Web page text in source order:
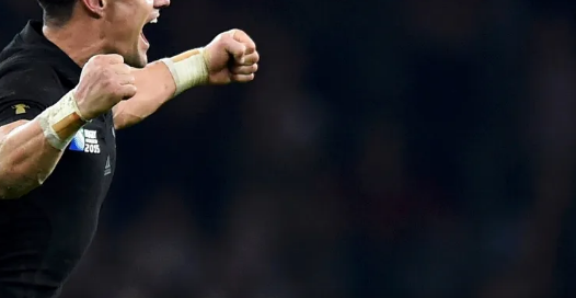
Curling
Dostihy
Florbal
Futsal
Motorsport